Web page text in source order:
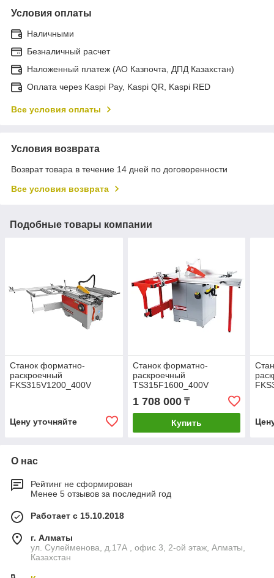
Условия оплаты
Наличными
Безналичный расчет
Наложенный платеж (АО Казпочта, ДПД Казахстан)
Оплата через Kaspi Pay, Kaspi QR, Kaspi RED
Все условия оплаты
Условия возврата
Возврат товара в течение 14 дней по договоренности
Все условия возврата
Подобные товары компании
Станок форматно-
раскроечный
FKS315V1200_400V
Цену уточняйте
Станок форматно-
раскроечный
TS315F1600_400V
1 708 000₸
Купить
О нас
Рейтинг не сформирован
Менее 5 отзывов за последний год
Работает с 15.10.2018
г. Алматы
ул. Сулейменова, д.17А , офис 3, 2-ой этаж, Алматы,
Казахстан